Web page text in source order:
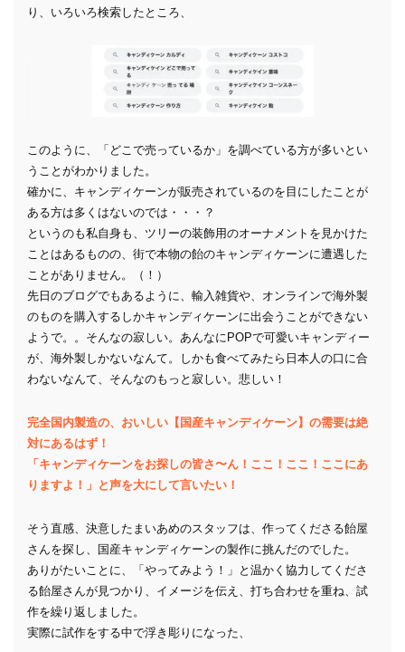
り、いろいろ検索したところ、
このように、「どこで売っているか」を調べている方が多いとい
うことがわかりました。
確かに、キャンディケーンが販売されているのを目にしたことが
ある方は多くはないのでは・・・？
というのも私自身も、ツリーの装飾用のオーナメントを見かけた
ことはあるものの、街で本物の飴のキャンディケーンに遭遇した
ことがありません。（！）
先日のブログでもあるように、輸入雑貨や、オンラインで海外製
のものを購入するしかキャンディケーンに出会うことができない
ようで。。そんなの寂しい。あんなにPOPで可愛いキャンディー
が、海外製しかないなんて。しかも食べてみたら日本人の口に合
わないなんて、そんなのもっと寂しい。悲しい！
完全国内製造の、おいしい【国産キャンディケーン】の需要は絶
対にあるはず！
「キャンディケーンをお探しの皆さ〜ん！ここ！ここ！ここにあ
りますよ！」と声を大にして言いたい！
そう直感、決意したまいあめのスタッフは、作ってくださる飴屋
さんを探し、国産キャンディケーンの製作に挑んだのでした。
ありがたいことに、「やってみよう！」と温かく協力してくださ
る飴屋さんが見つかり、イメージを伝え、打ち合わせを重ね、試
作を繰り返しました。
実際に試作をする中で浮き彫りになった、